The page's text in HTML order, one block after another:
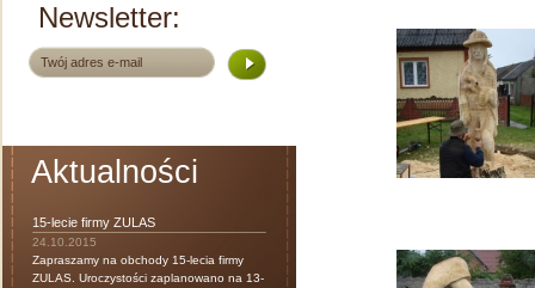
Newsletter:
Aktualności
15-lecie firmy ZULAS
24.10.2015
Zapraszamy na obchody 15-lecia firmy
ZULAS. Uroczystości zaplanowano na 13-